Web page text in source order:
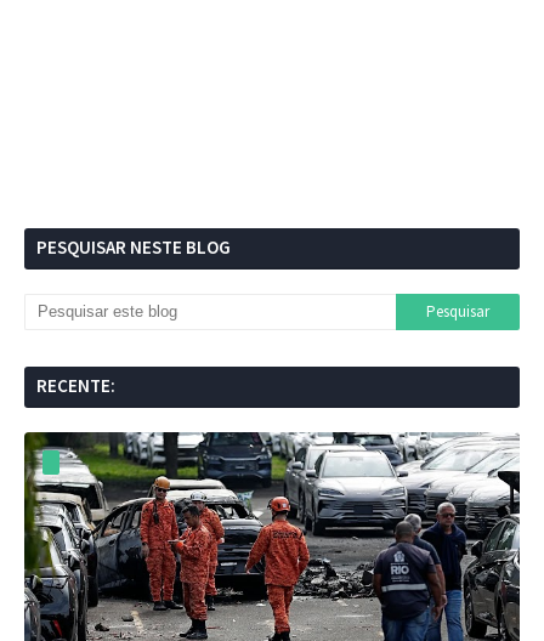
PESQUISAR NESTE BLOG
RECENTE: